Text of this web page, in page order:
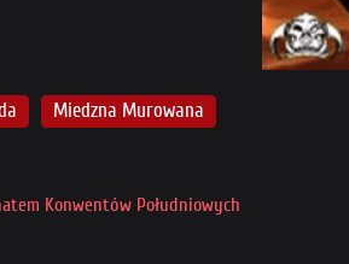
Miedzna Murowana
Konwentów Południowych